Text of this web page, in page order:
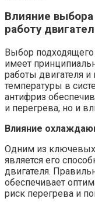
Влияние
работу
Выбор
имеет
работы двигателя
температуры в
антифриз
и перегрева, но и
Влияние
Одним из ключевых
является его
двигателя.
обеспечивает
риск перегрева и